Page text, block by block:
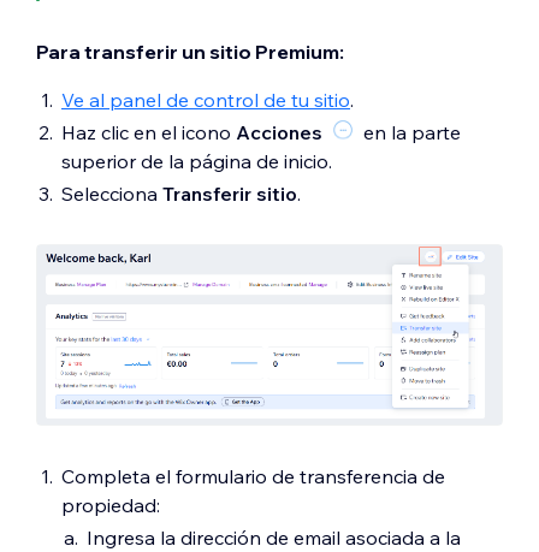
Para transferir un sitio Premium:
Ve al panel de control de tu sitio.
Haz clic en el icono Acciones
en la parte
superior de la página de inicio.
Selecciona Transferir sitio.
Completa el formulario de transferencia de
propiedad:
Ingresa la dirección de email asociada a la